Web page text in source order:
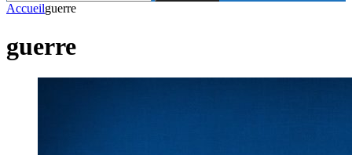
Accueilguerre
guerre